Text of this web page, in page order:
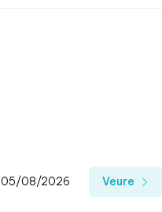
05/08/2026 Veure